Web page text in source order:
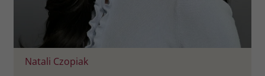
Natali Czopiak